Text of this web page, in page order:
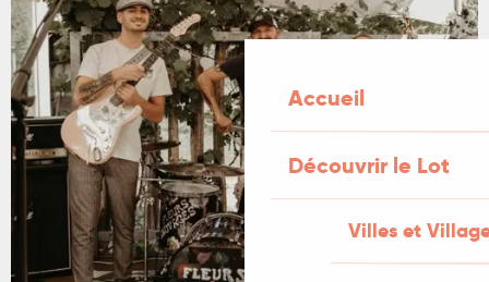
Accueil
Découvrir le Lot
Villes et